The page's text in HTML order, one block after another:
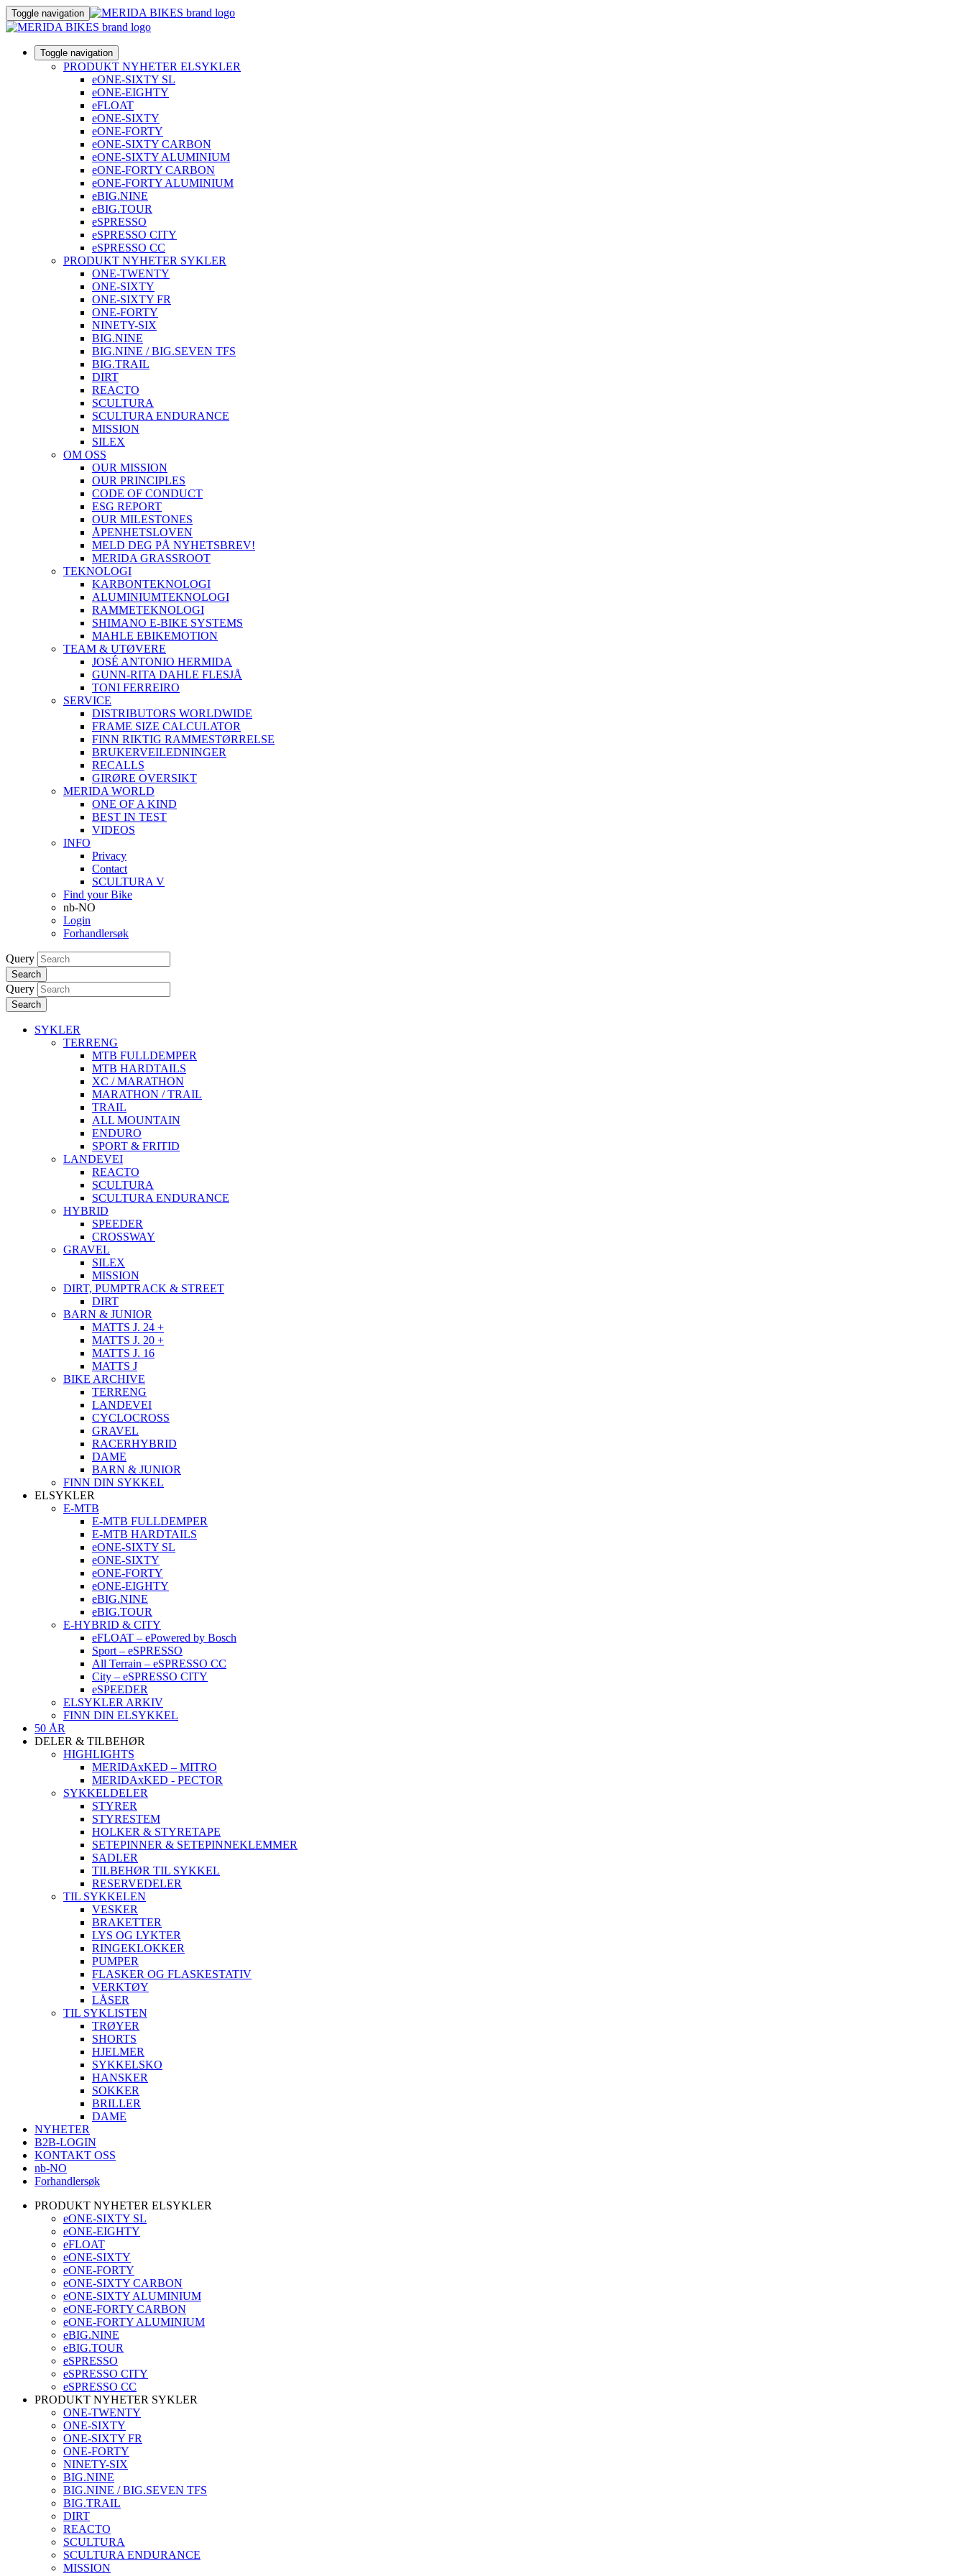
Toggle navigation
Toggle navigation
PRODUKT NYHETER ELSYKLER
eONE-SIXTY SL
eONE-EIGHTY
eFLOAT
eONE-SIXTY
eONE-FORTY
eONE-SIXTY CARBON
eONE-SIXTY ALUMINIUM
eONE-FORTY CARBON
eONE-FORTY ALUMINIUM
eBIG.NINE
eBIG.TOUR
eSPRESSO
eSPRESSO CITY
eSPRESSO CC
PRODUKT NYHETER SYKLER
ONE-TWENTY
ONE-SIXTY
ONE-SIXTY FR
ONE-FORTY
NINETY-SIX
BIG.NINE
BIG.NINE / BIG.SEVEN TFS
BIG.TRAIL
DIRT
REACTO
SCULTURA
SCULTURA ENDURANCE
MISSION
SILEX
OM OSS
OUR MISSION
OUR PRINCIPLES
CODE OF CONDUCT
ESG REPORT
OUR MILESTONES
ÅPENHETSLOVEN
MELD DEG PÅ NYHETSBREV!
MERIDA GRASSROOT
TEKNOLOGI
KARBONTEKNOLOGI
ALUMINIUMTEKNOLOGI
RAMMETEKNOLOGI
SHIMANO E-BIKE SYSTEMS
MAHLE EBIKEMOTION
TEAM & UTØVERE
JOSÉ ANTONIO HERMIDA
GUNN-RITA DAHLE FLESJÅ
TONI FERREIRO
SERVICE
DISTRIBUTORS WORLDWIDE
FRAME SIZE CALCULATOR
FINN RIKTIG RAMMESTØRRELSE
BRUKERVEILEDNINGER
RECALLS
GIRØRE OVERSIKT
MERIDA WORLD
ONE OF A KIND
BEST IN TEST
VIDEOS
INFO
Privacy
Contact
SCULTURA V
Find your Bike
nb-NO
Login
Forhandlersøk
Query
Search
Query
Search
SYKLER
TERRENG
MTB FULLDEMPER
MTB HARDTAILS
XC / MARATHON
MARATHON / TRAIL
TRAIL
ALL MOUNTAIN
ENDURO
SPORT & FRITID
LANDEVEI
REACTO
SCULTURA
SCULTURA ENDURANCE
HYBRID
SPEEDER
CROSSWAY
GRAVEL
SILEX
MISSION
DIRT, PUMPTRACK & STREET
DIRT
BARN & JUNIOR
MATTS J. 24 +
MATTS J. 20 +
MATTS J. 16
MATTS J
BIKE ARCHIVE
TERRENG
LANDEVEI
CYCLOCROSS
GRAVEL
RACERHYBRID
DAME
BARN & JUNIOR
FINN DIN SYKKEL
ELSYKLER
E-MTB
E-MTB FULLDEMPER
E-MTB HARDTAILS
eONE-SIXTY SL
eONE-SIXTY
eONE-FORTY
eONE-EIGHTY
eBIG.NINE
eBIG.TOUR
E-HYBRID & CITY
eFLOAT – ePowered by Bosch
Sport – eSPRESSO
All Terrain – eSPRESSO CC
City – eSPRESSO CITY
eSPEEDER
ELSYKLER ARKIV
FINN DIN ELSYKKEL
50 ÅR
DELER & TILBEHØR
HIGHLIGHTS
MERIDAxKED – MITRO
MERIDAxKED - PECTOR
SYKKELDELER
STYRER
STYRESTEM
HOLKER & STYRETAPE
SETEPINNER & SETEPINNEKLEMMER
SADLER
TILBEHØR TIL SYKKEL
RESERVEDELER
TIL SYKKELEN
VESKER
BRAKETTER
LYS OG LYKTER
RINGEKLOKKER
PUMPER
FLASKER OG FLASKESTATIV
VERKTØY
LÅSER
TIL SYKLISTEN
TRØYER
SHORTS
HJELMER
SYKKELSKO
HANSKER
SOKKER
BRILLER
DAME
NYHETER
B2B-LOGIN
KONTAKT OSS
nb-NO
Forhandlersøk
PRODUKT NYHETER ELSYKLER
eONE-SIXTY SL
eONE-EIGHTY
eFLOAT
eONE-SIXTY
eONE-FORTY
eONE-SIXTY CARBON
eONE-SIXTY ALUMINIUM
eONE-FORTY CARBON
eONE-FORTY ALUMINIUM
eBIG.NINE
eBIG.TOUR
eSPRESSO
eSPRESSO CITY
eSPRESSO CC
PRODUKT NYHETER SYKLER
ONE-TWENTY
ONE-SIXTY
ONE-SIXTY FR
ONE-FORTY
NINETY-SIX
BIG.NINE
BIG.NINE / BIG.SEVEN TFS
BIG.TRAIL
DIRT
REACTO
SCULTURA
SCULTURA ENDURANCE
MISSION